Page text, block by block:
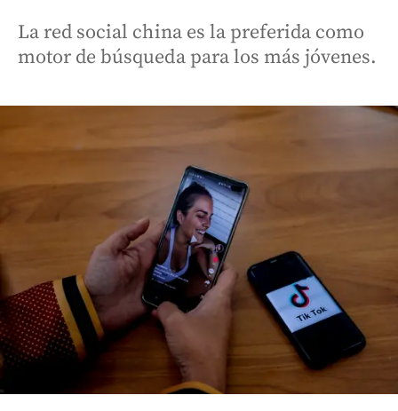
La red social china es la preferida como
motor de búsqueda para los más jóvenes.